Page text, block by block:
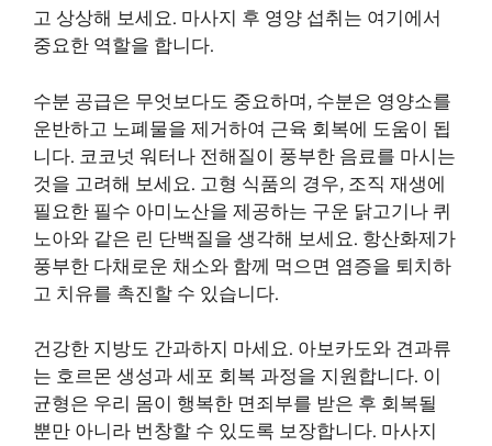
고 상상해 보세요. 마사지 후 영양 섭취는 여기에서
중요한 역할을 합니다.
수분 공급은 무엇보다도 중요하며, 수분은 영양소를
운반하고 노폐물을 제거하여 근육 회복에 도움이 됩
니다. 코코넛 워터나 전해질이 풍부한 음료를 마시는
것을 고려해 보세요. 고형 식품의 경우, 조직 재생에
필요한 필수 아미노산을 제공하는 구운 닭고기나 퀴
노아와 같은 린 단백질을 생각해 보세요. 항산화제가
풍부한 다채로운 채소와 함께 먹으면 염증을 퇴치하
고 치유를 촉진할 수 있습니다.
건강한 지방도 간과하지 마세요. 아보카도와 견과류
는 호르몬 생성과 세포 회복 과정을 지원합니다. 이
균형은 우리 몸이 행복한 면죄부를 받은 후 회복될
뿐만 아니라 번창할 수 있도록 보장합니다. 마사지